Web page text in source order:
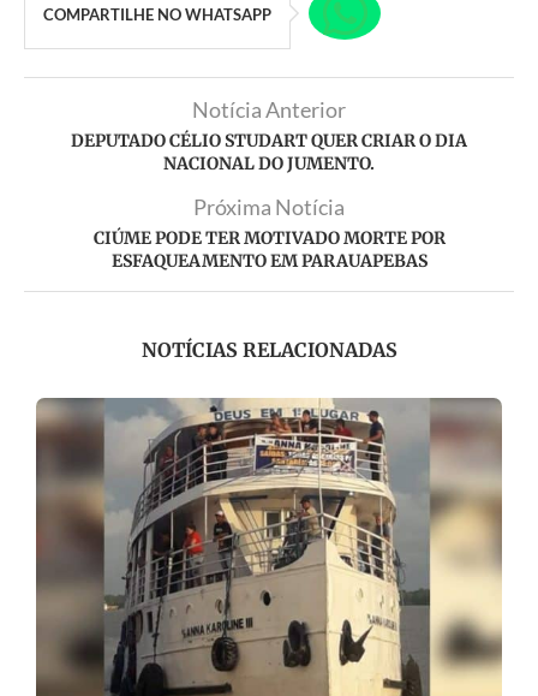
COMPARTILHE NO WHATSAPP
Notícia Anterior
DEPUTADO CÉLIO STUDART QUER CRIAR O DIA
NACIONAL DO JUMENTO.
Próxima Notícia
CIÚME PODE TER MOTIVADO MORTE POR
ESFAQUEAMENTO EM PARAUAPEBAS
NOTÍCIAS RELACIONADAS